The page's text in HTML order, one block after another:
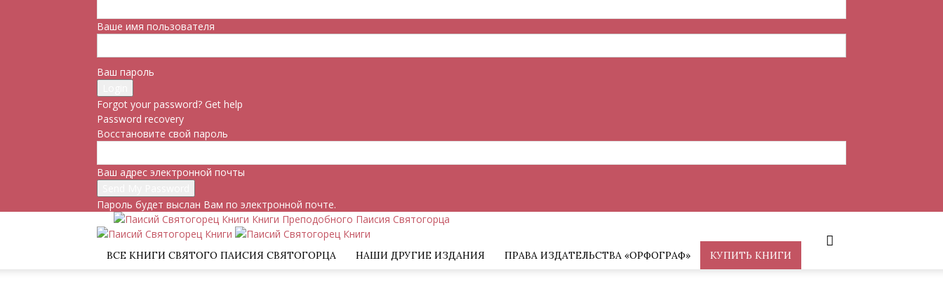
Ваше имя пользователя
Ваш пароль
Forgot your password? Get help
Password recovery
Восстановите свой пароль
Ваш адрес электронной почты
Пароль будет выслан Вам по электронной почте.
Книги Преподобного Паисия Святогорца
ВСЕ КНИГИ СВЯТОГО ПАИСИЯ СВЯТОГОРЦА НАШИ ДРУГИЕ ИЗДАНИЯ ПРАВА ИЗДАТЕЛЬСТВА «ОРФОГРАФ» КУПИТЬ КНИГИ